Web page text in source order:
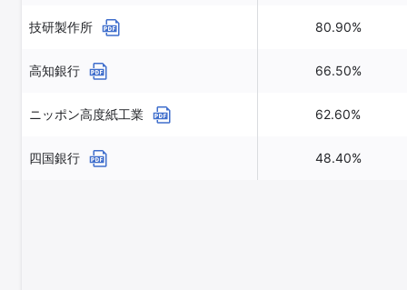
技研製作所 80.90%
高知銀行 66.50%
ニッポン高度紙工業 62.60%
四国銀行 48.40%